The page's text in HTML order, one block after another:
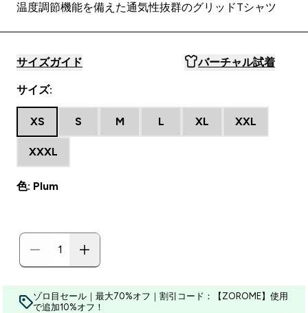
温度調節機能を備えた通気性抜群のグリッドTシャツ
サイズガイド バーチャル試着
サイズ:
XS S M L XL XXL
XXXL
色: Plum
ゾロ目セール｜最大70%オフ｜割引コード：【ZOROME】使用
で追加10%オフ！